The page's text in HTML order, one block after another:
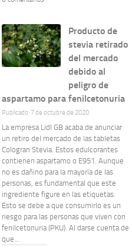
Producto de
stevia retirado
del mercado
debido al
peligro de
aspartamo para fenilcetonuria
Publicado: 7 de octubre de 2020
La empresa Lidl GB acaba de anunciar
un retiro del mercado de las tabletas
Cologran Stevia. Estos edulcorantes
contienen aspartamo o E951. Aunque
no es dañino para la mayoría de las
personas, es fundamental que este
ingrediente figure en las etiquetas.
Esto se debe a que consumirlo es un
riesgo para las personas que viven con
fenilcetonuria (PKU). Al darse cuenta de
que...